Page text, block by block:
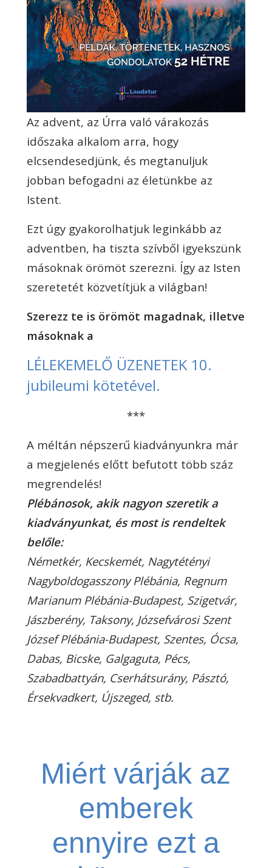
Az advent, az Úrra való várakozás
időszaka alkalom arra, hogy
elcsendesedjünk, és megtanuljuk
jobban befogadni az életünkbe az
Istent.
Ezt úgy gyakorolhatjuk leginkább az
adventben, ha tiszta szívből igyekszünk
másoknak örömöt szerezni. Így az Isten
szeretetét közvetítjük a világban!
Szerezz te is örömöt magadnak, illetve
másoknak a
LÉLEKEMELŐ ÜZENETEK 10.
jubileumi kötetével.
***
A méltán népszerű kiadványunkra már
a megjelenés előtt befutott több száz
megrendelés!
Plébánosok, akik nagyon szeretik a
kiadványunkat, és most is rendeltek
belőle:
Németkér, Kecskemét, Nagytétényi
Nagyboldogasszony Plébánia, Regnum
Marianum Plébánia-Budapest, Szigetvár,
Jászberény, Taksony, Józsefvárosi Szent
József Plébánia-Budapest, Szentes, Ócsa,
Dabas, Bicske, Galgaguta, Pécs,
Szabadbattyán, Cserhátsurány, Pásztó,
Érsekvadkert, Újszeged, stb.
Miért várják az
emberek
ennyire ezt a